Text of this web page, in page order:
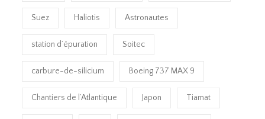
Suez Haliotis Astronautes
station d’épuration Soitec
carbure-de-silicium Boeing 737 MAX 9
Chantiers de l’Atlantique Japon Tiamat